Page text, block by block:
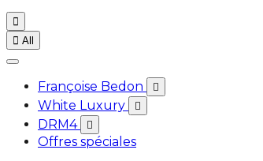

 All
Françoise Bedon 
White Luxury 
DRM4 
Offres spéciales